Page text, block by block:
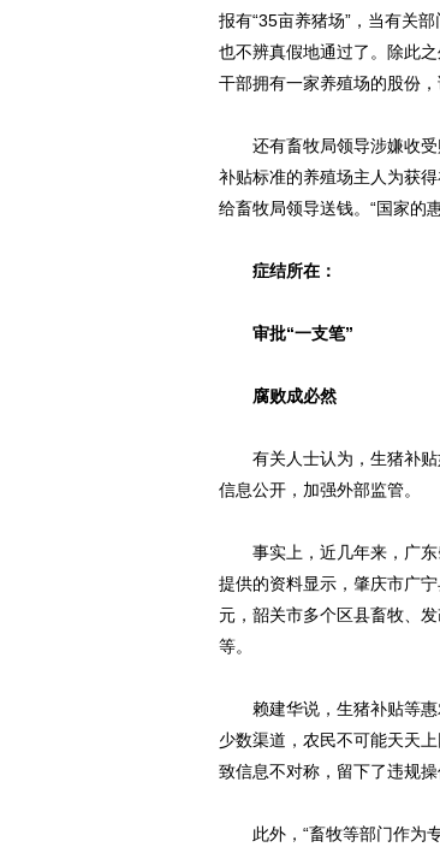
报有“35亩养猪场”，当有关
也不辨真假地通过了。除此
干部拥有一家养殖场的股份
还有畜牧局领导涉嫌收受
补贴标准的养殖场主人为获
给畜牧局领导送钱。“国家的
症结所在：
审批“一支笔”
腐败成必然
有关人士认为，生猪补贴
信息公开，加强外部监管。
事实上，近几年来，广东
提供的资料显示，肇庆市广
元，韶关市多个区县畜牧、
等。
赖建华说，生猪补贴等惠
少数渠道，农民不可能天天
致信息不对称，留下了违规操
此外，“畜牧等部门作为专